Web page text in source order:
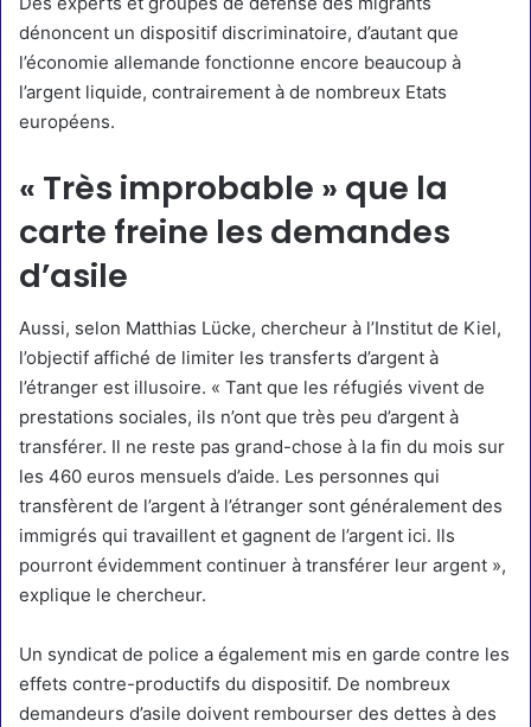
dénoncent un dispositif discriminatoire, d’autant que
l’économie allemande fonctionne encore beaucoup à
l’argent liquide, contrairement à de nombreux Etats
européens.
« Très improbable » que la
carte freine les demandes
d’asile
Aussi, selon Matthias Lücke, chercheur à l’Institut de Kiel,
l’objectif affiché de limiter les transferts d’argent à
l’étranger est illusoire. « Tant que les réfugiés vivent de
prestations sociales, ils n’ont que très peu d’argent à
transférer. Il ne reste pas grand-chose à la fin du mois sur
les 460 euros mensuels d’aide. Les personnes qui
transfèrent de l’argent à l’étranger sont généralement des
immigrés qui travaillent et gagnent de l’argent ici. Ils
pourront évidemment continuer à transférer leur argent »,
explique le chercheur.
Un syndicat de police a également mis en garde contre les
effets contre-productifs du dispositif. De nombreux
demandeurs d’asile doivent rembourser des dettes à des